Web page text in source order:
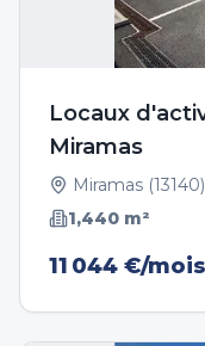
Locaux
Miramas
Miramas (13140)
1,440 m²
11 044 €/mois